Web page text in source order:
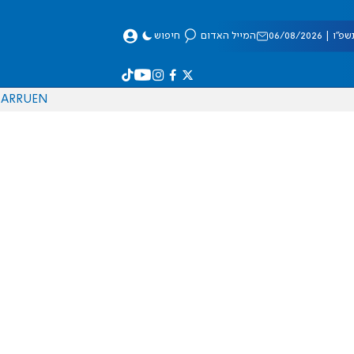
08/2026 המייל האדום חיפוש
EN
RU
AR